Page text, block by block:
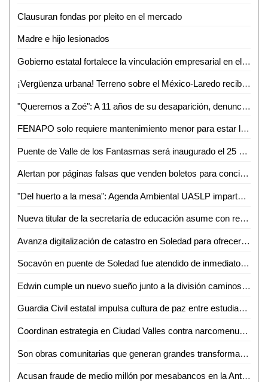
Clausuran fondas por pleito en el mercado
Madre e hijo lesionados
Gobierno estatal fortalece la vinculación empresarial en el bajío
¡Vergüenza urbana! Terreno sobre el México-Laredo recibe basura a plena vista de todos
"Queremos a Zoé": A 11 años de su desaparición, denuncian omisiones y olvido en el caso
FENAPO solo requiere mantenimiento menor para estar lista en agosto: Seduvop
Puente de Valle de los Fantasmas será inaugurado el 25 de julio previo a la FENAPO 2026
Alertan por páginas falsas que venden boletos para conciertos de la FENAPO
"Del huerto a la mesa": Agenda Ambiental UASLP imparte talleres de sustentabilidad y alimentación consciente
Nueva titular de la secretaría de educación asume con responsabilidad y compromiso
Avanza digitalización de catastro en Soledad para ofrecer trámites más rápidos a la ciudadanía
Socavón en puente de Soledad fue atendido de inmediato y no representa riesgo: SEDUVOP
Edwin cumple un nuevo sueño junto a la división caminos de la Guardia Civil estatal
Guardia Civil estatal impulsa cultura de paz entre estudiantes de la huasteca
Coordinan estrategia en Ciudad Valles contra narcomenudeo y extorsión
Son obras comunitarias que generan grandes transformaciones: presidenta Claudia Sheinbaum
Acusan fraude de medio millón por mesabancos en la Antero G. González de Valles